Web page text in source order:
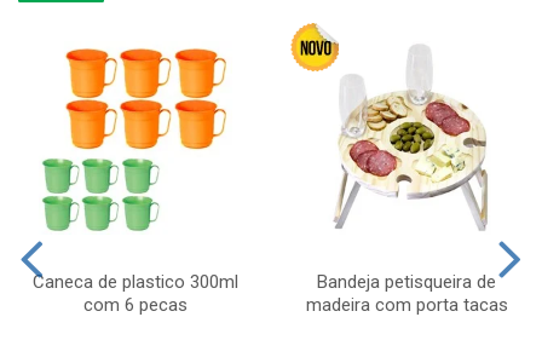
Caneca de plastico 300ml
com 6 pecas
Bandeja petisqueira de
madeira com porta tacas